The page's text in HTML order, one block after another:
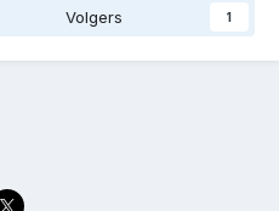
Volgers 1